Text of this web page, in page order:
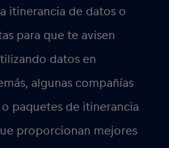
itinerancia de datos o
para que te avisen
datos en
algunas compañías
paquetes de itinerancia
proporcionan mejores